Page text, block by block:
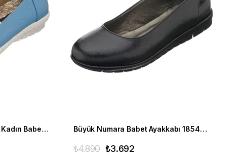
Yumuşak Büyük Numara Kadın Babet Ayakkabı PR 4411 mavi Büyük Numara Babet Ayakkabı 18545 Siyah
₺3.692
₺4.890